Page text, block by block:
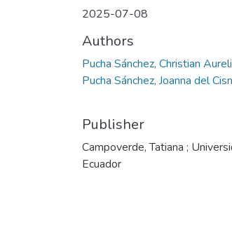
2025-07-08
Authors
Pucha Sánchez, Christian
Pucha Sánchez, Joanna del
Publisher
Campoverde, Tatiana ;
Ecuador